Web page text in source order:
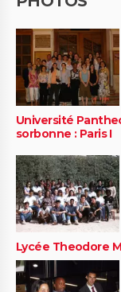
Université
sorbonne : Paris I
Lycée Theodore